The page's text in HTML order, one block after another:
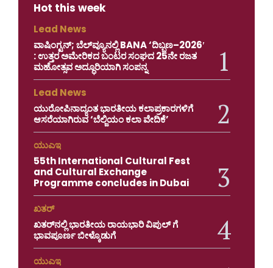
Hot this week
Lead News
ವಾಷಿಂಗ್ಟನ್; ಬೆಲ್‌ವ್ಯೂನಲ್ಲಿ BANA ‘ದಿಬ್ಬಣ–2026′
: ಉತ್ತರ ಅಮೇರಿಕದ ಬಂಟರ ಸಂಘದ 25ನೇ ರಜತ
ಮಹೋತ್ಸವ ಅದ್ಧೂರಿಯಾಗಿ ಸಂಪನ್ನ
Lead News
ಯುರೋಪಿನಾದ್ಯಂತ ಭಾರತೀಯ ಕಲಾಪ್ರಕಾರಗಳಿಗೆ
ಆಸರೆಯಾಗಿರುವ ‘ಬೆಲ್ಜಿಯಂ ಕಲಾ ವೇದಿಕೆ’
ಯುಎಇ
55th International Cultural Fest
and Cultural Exchange
Programme concludes in Dubai
ಖತರ್
ಖತರ್‌ನಲ್ಲಿ ಭಾರತೀಯ ರಾಯಭಾರಿ ವಿಪುಲ್ ಗೆ
ಭಾವಪೂರ್ಣ ಬೀಳ್ಕೊಡುಗೆ
ಯುಎಇ